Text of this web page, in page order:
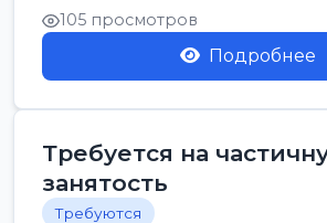
105 просмотров
Подробнее
Требуется на
занятость
Требуются